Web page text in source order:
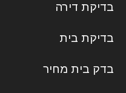
בדיקת דירה
בדיקת בית
בדק בית מחיר